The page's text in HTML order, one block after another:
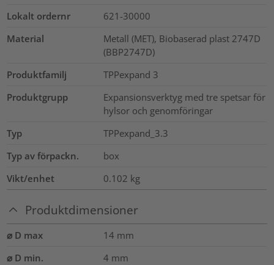
Lokalt ordernr
621-30000
Material
Metall (MET), Biobaserad plast 2747D
(BBP2747D)
Produktfamilj
TPPexpand 3
Produktgrupp
Expansionsverktyg med tre spetsar för
hylsor och genomföringar
Typ
TPPexpand_3.3
Typ av förpackn.
box
Vikt/enhet
0.102 kg
Produktdimensioner
⌀ D max 14 mm
⌀ D min.
4 mm